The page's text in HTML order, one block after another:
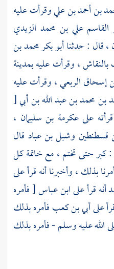
بن أحمد بن عليوقرأت عليه
علي بن محمد الزيدي
، قال : حدثناأبو بكر محمد بن
بالنقاش، وقرأت عليهبمدينة
إسحاق الربعي، وقرأت عليه
بن محمد بن عبد الله بن أبي [
علىعكرمة بن سليمان ،
قسطنطين وشبل بن عباد قال
: كبر حتى تختم ، مع خاتمة كل
بذلك ، وأخبرنا أنه قرأ على
أنه قرأ علىابن عباس[ فأمره
علىأبي بن كعبفأمره بذلك
الله عليه وسلم - فأمره بذلك